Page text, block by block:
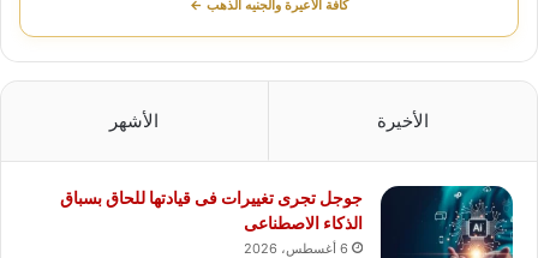
كافة الأعيرة والجنيه الذهب ←
الأخيرة الأشهر
جوجل تجرى تغييرات فى قيادتها للحاق بسباق
الذكاء الاصطناعى
6 أغسطس، 2026